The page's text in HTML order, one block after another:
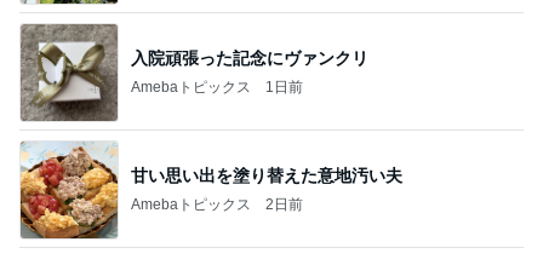
入院頑張った記念にヴァンクリ
Amebaトピックス 1日前
甘い思い出を塗り替えた意地汚い夫
Amebaトピックス 2日前